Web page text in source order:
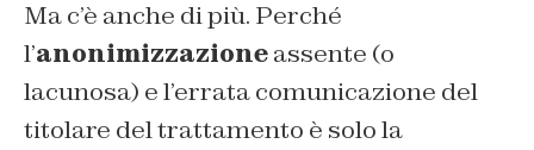
Ma c’è anche di più. Perché
l’anonimizzazioneassente (o
lacunosa) e l’errata comunicazione del
titolare del trattamento è solo la